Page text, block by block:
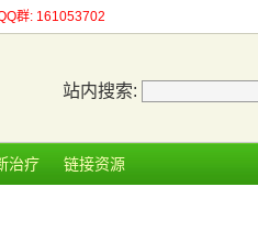
群: 161053702
站内搜索:
治疗 链接资源